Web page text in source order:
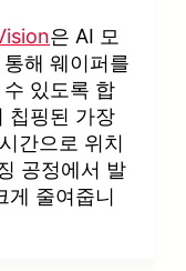
은 AI 모
해 웨이퍼를
있도록 합
칩핑된 가장
간으로 위치
공정에서 발
게 줄여줍니